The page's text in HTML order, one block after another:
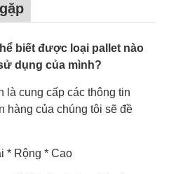
biết được loại pallet nào
dụng của mình?
là cung cấp các thông tin
hàng của chúng tôi sẽ đề
* Rộng * Cao